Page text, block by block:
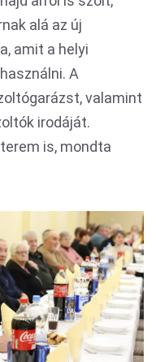
alá az új
amit a helyi
A
valamint
irodáját.
is, mondta